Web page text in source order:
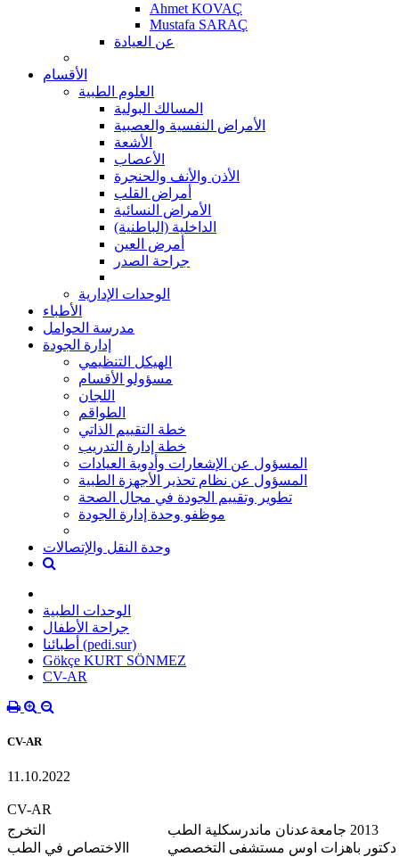
Ahmet KOVAÇ
Mustafa SARAÇ
عن العيادة
الأقسام
العلوم الطبية
المسالك البولية
الأمراض النفسية والعصبية
الأشعة
الأعصاب
الأذن والأنف والحنجرة
أمراض القلب
الأمراض النسائية
الداخلية (الباطنية)
أمرض العين
جراحة الصدر
الوحدات الإدارية
الأطباء
مدرسة الحوامل
إدارة الجودة
الهيكل التنظيمي
مسؤولو الأقسام
اللجان
الطواقم
خطة التقييم الذاتي
خطة إدارة التدريب
المسؤول عن الإشعارات وأدوية العيادات
المسؤول عن نظام تحذير الأجهزة الطبية
تطوير وتقييم الجودة في مجال الصحة
موظفو وحدة إدارة الجودة
وحدة النقل والإتصالات
الوحدات الطبية
جراحة الأطفال
أطبائنا (pedi.sur)
Gökçe KURT SÖNMEZ
CV-AR
CV-AR
11.10.2022
CV-AR
التخرج
2013 جامعة عدنان ماندرسكلية الطب
االاختصاص في الطب